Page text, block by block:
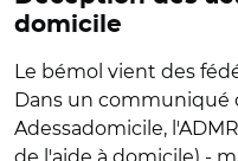
domicile
Le bémol vient des
Dans un communiqué
Adessadomicile,